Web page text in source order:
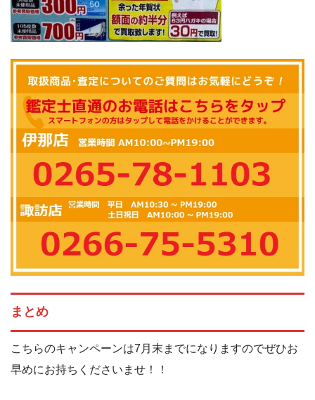
まとめ
こちらのキャンペーンは7月末までになりますのでぜひお
早めにお持ちくださいませ！！